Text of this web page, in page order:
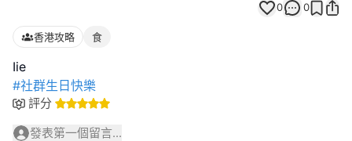
0 0
香港攻略 食
#社群生日快樂
評分
發表第一個留言...